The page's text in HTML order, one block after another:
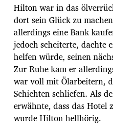
Hilton war in das
dort sein Glück zu
allerdings eine Bank
jedoch scheiterte, dachte
helfen würde, seinen
Zur Ruhe kam er
war voll mit Ölarbeitern,
Schichten schliefen. Als
erwähnte, dass das Hotel
wurde Hilton hellhörig.